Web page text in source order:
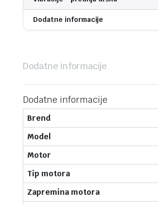
Dodatne informacije
Dodatne informacije
Dodatne informacije
Brend
Model
Motor
Tip motora
Zapremina motora